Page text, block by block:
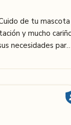
de tu mascota
y mucho
necesidades para